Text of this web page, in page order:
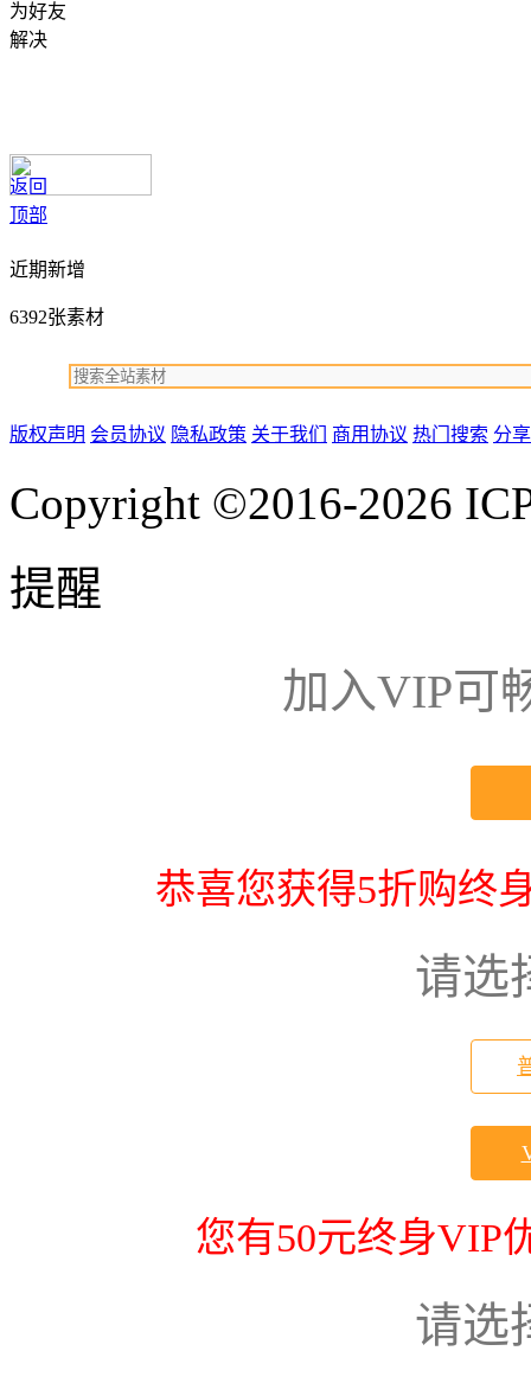
为好友
解决
返回
顶部
近期新增
6392张素材
版权声明 会员协议 隐私政策 关于我们 商用协议 热门搜索 分
Copyright ©2016-2026
提醒
加入VIP可
恭喜您获得5折购终
请选
您有50元终身VIP
请选